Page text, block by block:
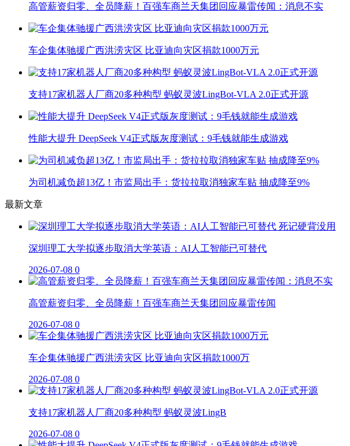
高管薪资归零、全员降薪！百强车商兰天集团回应暴雷传闻：消息不实
车企集体驰援广西洪涝灾区 比亚迪向灾区捐款1000万元
支持17家机器人厂商20多种构型 蚂蚁灵波LingBot-VLA 2.0正式开源
性能大提升 DeepSeek V4正式版灰度测试：9毛钱就能生成游戏
为司机减负超13亿！市监局出手：货拉拉取消独家车贴 抽成降至9%
最新文章
深圳理工大学拟逐步取消大学英语：AI人工智能已可替代
2026-07-08 0
高管薪资归零、全员降薪！百强车商兰天集团回应暴雷传闻
2026-07-08 0
车企集体驰援广西洪涝灾区 比亚迪向灾区捐款1000万
2026-07-08 0
支持17家机器人厂商20多种构型 蚂蚁灵波LingB
2026-07-08 0